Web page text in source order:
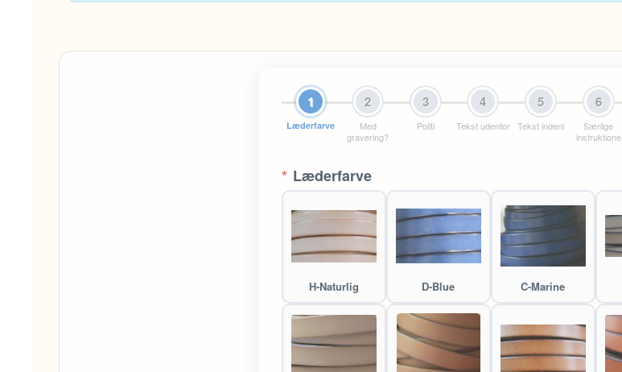
1
Læderfarve
2
Med
gravering?
3
Politi
4
Tekst udenfor
5
Tekst indeni
6
Særlige
instruktione
* Læderfarve
H-Naturlig D-Blue C-Marine